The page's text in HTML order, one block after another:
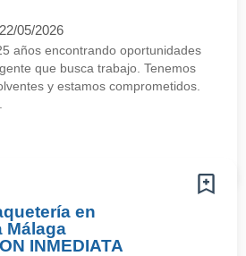
22/05/2026
años encontrando oportunidades
que busca trabajo. Tenemos
y estamos comprometidos.
en
Málaga
INMEDIATA